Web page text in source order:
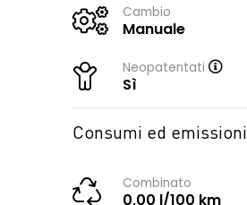
Cambio
Manuale
Neopatentati
Sì
Consumi ed emissioni
Combinato
0,00 l/100 km